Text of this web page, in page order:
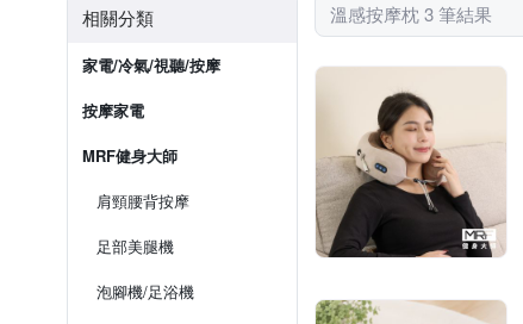
相關分類
家電/冷氣/視聽/按摩
按摩家電
MRF健身大師
肩頸腰背按摩
足部美腿機
泡腳機/足浴機
溫感按摩枕 3 筆結果